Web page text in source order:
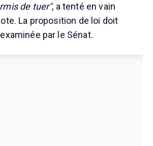
de tuer", a tenté en vain
La proposition de loi doit
par le Sénat.